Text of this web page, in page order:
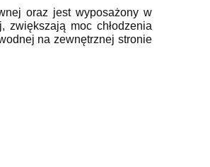
oraz jestwyposażony w
zwiększają moc chłodzenia
na zewnętrznej stronie